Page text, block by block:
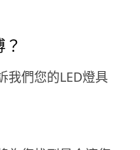
我們您的LED燈具